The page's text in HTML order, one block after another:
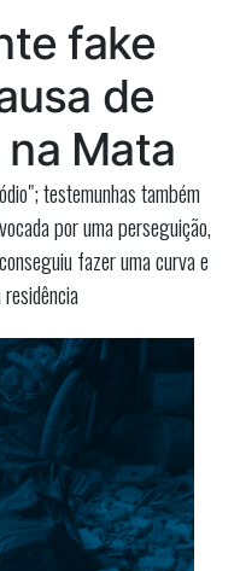
anos
fake
de
Mata
testemunhas também
por uma perseguição,
fazer uma curva e